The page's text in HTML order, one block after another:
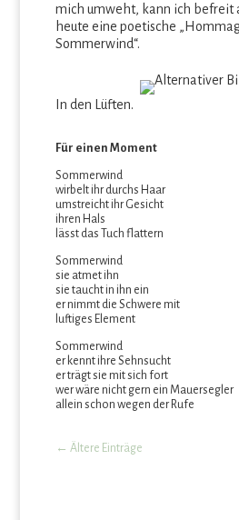
mich umweht, kann ich befreit
heute eine poetische
Sommerwind“.
In den Lüften.
Für einen Moment
Sommerwind
wirbelt ihr durchs Haar
umstreicht ihr Gesicht
ihren Hals
lässt das Tuch flattern
Sommerwind
sie atmet ihn
sie taucht in ihn ein
er nimmt die Schwere mit
luftiges Element
Sommerwind
er kennt ihre Sehnsucht
er trägt sie mit sich fort
wer wäre nicht gern ein Mauersegler
allein schon wegen der Rufe
← Ältere Einträge